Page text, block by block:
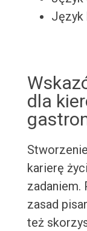
Język
dla
karierę
zadaniem.
zasad
też